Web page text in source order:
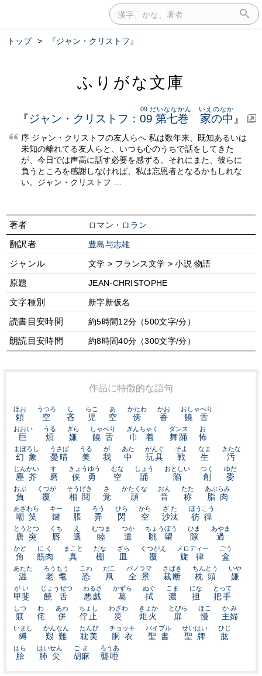
トップ > 『ジャン・クリストフ』
ふりがな文庫
『ジャン・クリストフ ： 09 第七巻 家の中
09 だいななかん いえのなか
』
序 ジャン・クリストフの友人らへ 私は数年来、既知あるいは
未知の離れてる友人らと、いつも心のうちで話をしてきた
が、今日では声高に話す必要を感ずる。それにまた、彼らに
負うところを感謝しなければ、私は忘恩者となるかもしれな
い。ジャン・クリストフ …
著者 ロマン・ロラン
翻訳者 豊島与志雄
ジャンル 文学 > フランス文学 > 小説 物語
原題 JEAN-CHRISTOPHE
文字種別 新字新仮名
読書目安時間 約5時間12分（500文字/分）
朗読目安時間 約8時間40分（300文字/分）
作品に特徴的な語句
頼
ほお
空
うつろ
吝
し
児
らこ
空
あ
傍
かたわ
香
かお
饒舌
おしゃべり
巨
おおい
煩
うる
嫌
ぎら
饒舌
しゃべり
巾着
ぎんちゃく
舞踊
ダンス
怖
お
幻象
まぼろし
憂晴
うさば
美
うる
我
が
中
あた
玩具
がんぐ
戦
そよ
生
なま
汚
きたな
塵芥
じんかい
磨
す
侠勇
きょうゆう
空
むな
誦
しょう
陥
おとしい
創
つく
委
ゆだ
負
おぶ
覆
くつが
相鬩
そうげき
覚
さ
頑
かたくな
音
おん
称
たた
脂肉
あぶらみ
嘲笑
あざわら
鍵
キー
脹
は
弄
ろう
閃
ひら
空
から
沙汰
ざた
彷徨
ほうこう
唐突
とうとつ
唇
くち
選
え
睦
むつま
遣
つか
眺望
ちょうぼう
隙
ひま
過
あやま
角
かど
筋肉
にく
真
まこと
棚
だな
皿
ざら
覆
くつがえ
旋律
メロディー
盒
ごう
温
あたた
老耄
ろうもう
恐
こわ
凧
だこ
全景
パノラマ
裁断
さばき
枕頭
ちんとう
嫌
いや
甲斐
がい
饒舌
じょうぜつ
悪戯
わるさ
葛
かずら
拭
ぬぐ
濃
こま
担
にな
把手
とって
躾
しつ
侘
わ
併
あわ
佇止
ちょし
災
わざわ
炬火
きょか
扉
とびら
慢
ほこ
主婦
かみ
縛
いまし
艱難
かんなん
耽美
たんび
胴衣
チョッキ
聖書
バイブル
聖牌
せいはい
肱
ひじ
胎
はら
肺尖
はいせん
胡麻
ごま
聾唖
ろうあ